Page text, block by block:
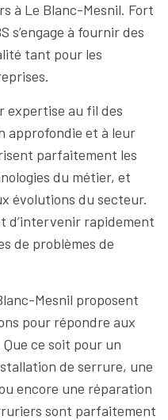
à Le Blanc-Mesnil. Fort
s’engage à fournir des
tant pour les
expertise au fil des
approfondie et à leur
parfaitement les
du métier, et
évolutions du secteur.
d’intervenir rapidement
de problèmes de
Mesnil proposent
pour répondre aux
ce soit pour un
de serrure, une
encore une réparation
sont parfaitement